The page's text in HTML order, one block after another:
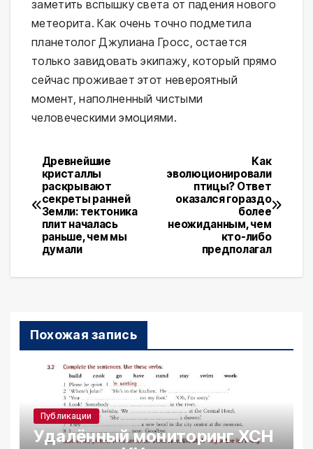
заметить вспышку света от падения нового
метеорита. Как очень точно подметила
планетолог Джулиана Гросс, остается
только завидовать экипажу, который прямо
сейчас проживает этот невероятный
момент, наполненный чистыми
человеческими эмоциями.
Навигация
по
записям
Как
эволюционировали
птицы? Ответ
оказался гораздо
более
неожиданным, чем
кто-либо
предполагал
Древнейшие
кристаллы
раскрывают
секреты ранней
Земли: тектоника
плит началась
раньше, чем мы
думали
Похожая запись
Публикации
Удалённый мониторинг ХСН